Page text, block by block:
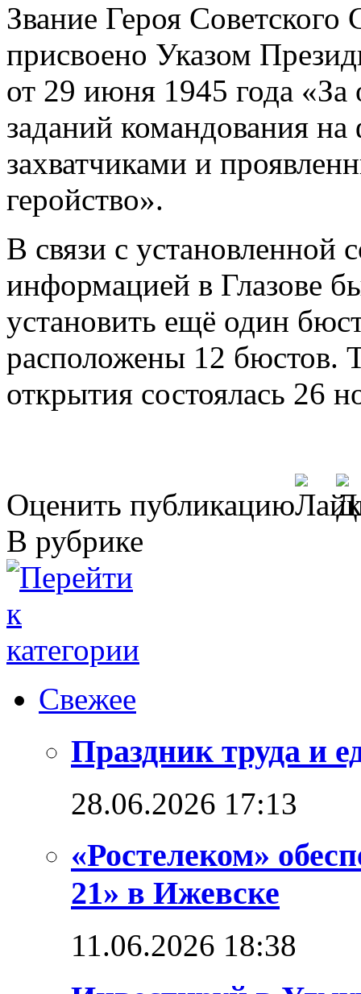
Звание Героя
присвоено Указом
от 29 июня 1945 года
заданий командования
захватчиками и
геройство».
В связи с установленной
информацией в Глазове
установить ещё один
расположены 12 бюстов.
открытия состоялась 26
Оценить публикацию
В рубрике
Свежее
Праздник труда и
28.06.2026 17:13
«Ростелеком»
21» в Ижевске
11.06.2026 18:38